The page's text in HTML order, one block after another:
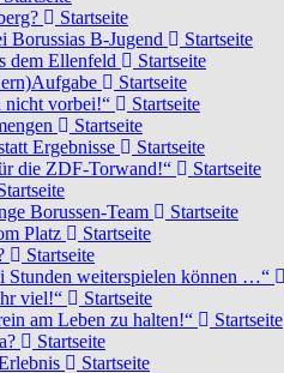
Startseite
Borussias B-Jugend
Startseite
dem Ellenfeld
Startseite
Startseite
nicht vorbei!“
Startseite
Startseite
Ergebnisse
Startseite
die ZDF-Torwand!“
Startseite
Borussen-Team
Startseite
Platz
Startseite
Startseite
Stunden weiterspielen können …“
viel!“
Startseite
am Leben zu halten!“
Startseite
Startseite
Startseite